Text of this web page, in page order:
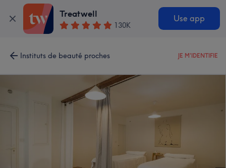
Treatwell
130K
Use app
Instituts de beauté proches JE M'IDENTIFIE